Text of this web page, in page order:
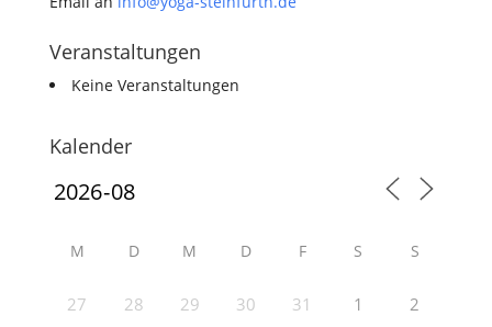
Veranstaltungen
Keine Veranstaltungen
Kalender
M D M D F S S
27 28 29 30 31 1 2